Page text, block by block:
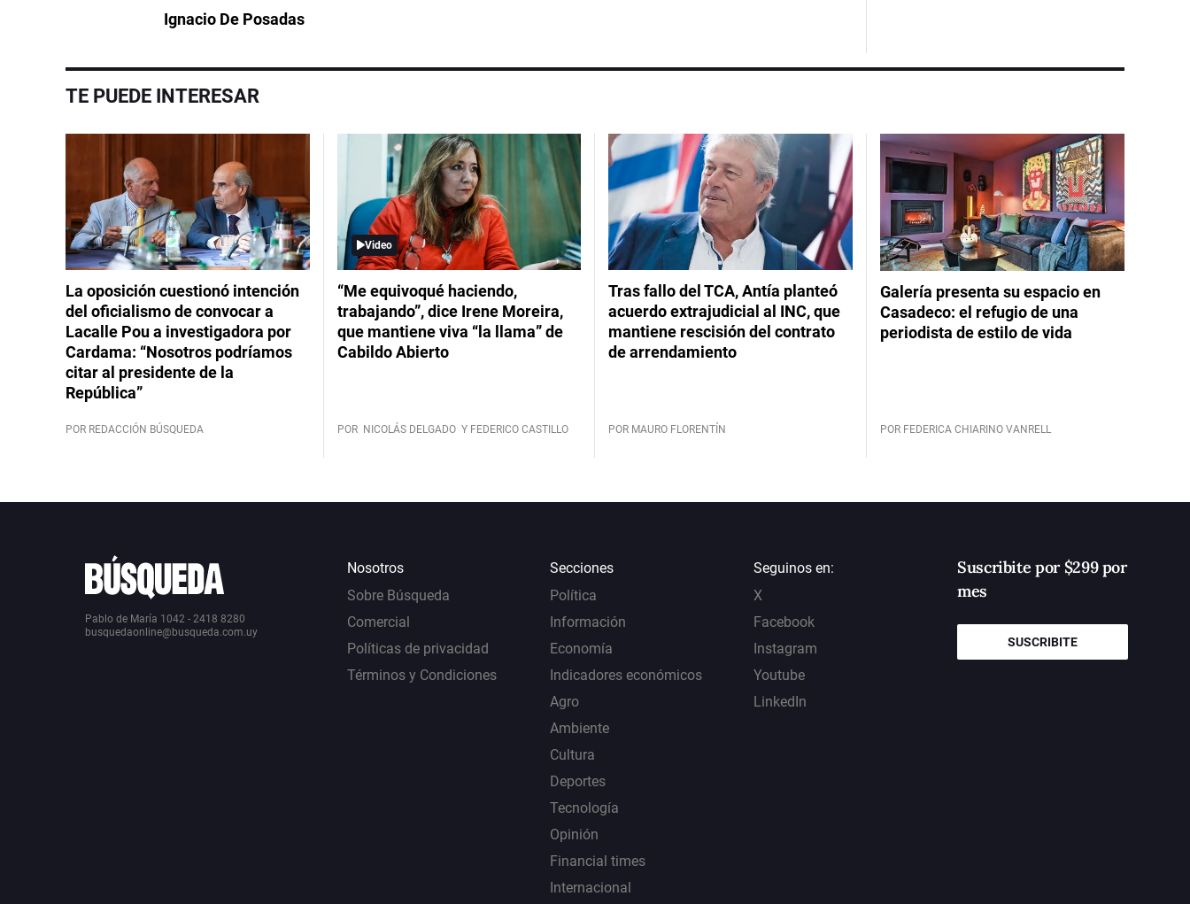
Ignacio De Posadas
TE PUEDE INTERESAR
La oposición cuestionó intención
del oficialismo de convocar a
Lacalle Pou a investigadora por
Cardama: “Nosotros podríamos
citar al presidente de la
República”
POR REDACCIÓN BÚSQUEDA
Video
“Me equivoqué haciendo,
trabajando”, dice Irene Moreira,
que mantiene viva “la llama” de
Cabildo Abierto
POR NICOLÁS DELGADO Y FEDERICO CASTILLO
Tras fallo del TCA, Antía planteó
acuerdo extrajudicial al INC, que
mantiene rescisión del contrato
de arrendamiento
POR MAURO FLORENTÍN
Galería presenta su espacio en
Casadeco: el refugio de una
periodista de estilo de vida
POR FEDERICA CHIARINO VANRELL
Pablo de María 1042 - 2418 8280
busquedaonline@busqueda.com.uy
Nosotros
Sobre Búsqueda
Comercial
Políticas de privacidad
Términos y Condiciones
Secciones
Política
Información
Economía
Indicadores económicos
Agro
Ambiente
Cultura
Deportes
Tecnología
Opinión
Financial times
Internacional
Seguinos en:
X
Facebook
Instagram
Youtube
LinkedIn
Suscribite por $299 por
mes
SUSCRIBITE